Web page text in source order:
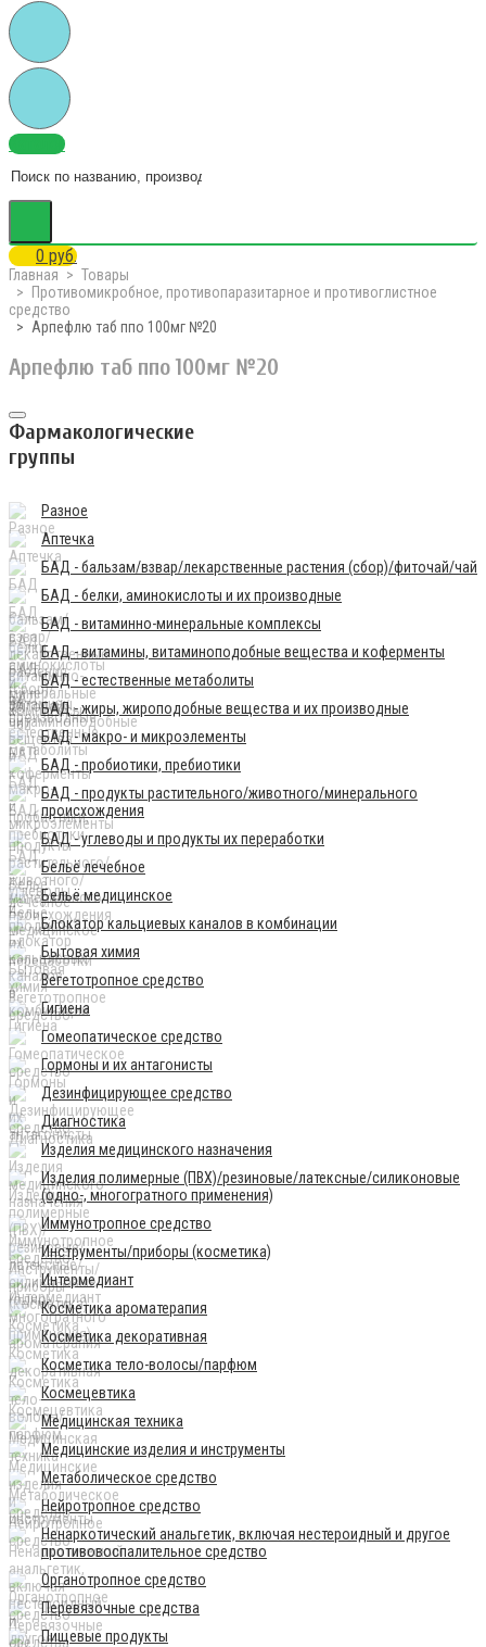
Каталог
0 руб.
Главная
Товары
Противомикробное, противопаразитарное и противоглистное
средство
Арпефлю таб ппо 100мг №20
Арпефлю таб ппо 100мг №20
Фармакологические
группы
Разное
Аптечка
БАД - бальзам/взвар/лекарственные растения (сбор)/фиточай/чай
БАД - белки, аминокислоты и их производные
БАД - витаминно-минеральные комплексы
БАД - витамины, витаминоподобные вещества и коферменты
БАД - естественные метаболиты
БАД - жиры, жироподобные вещества и их производные
БАД - макро- и микроэлементы
БАД - пробиотики, пребиотики
БАД - продукты растительного/животного/минерального
происхождения
БАД - углеводы и продукты их переработки
Бельё лечебное
Бельё медицинское
Блокатор кальциевых каналов в комбинации
Бытовая химия
Вегетотропное средство
Гигиена
Гомеопатическое средство
Гормоны и их антагонисты
Дезинфицирующее средство
Диагностика
Изделия медицинского назначения
Изделия полимерные (ПВХ)/резиновые/латексные/силиконовые
(одно-, многогратного применения)
Иммунотропное средство
Инструменты/приборы (косметика)
Интермедиант
Косметика ароматерапия
Косметика декоративная
Косметика тело-волосы/парфюм
Космецевтика
Медицинская техника
Медицинские изделия и инструменты
Метаболическое средство
Нейротропное средство
Ненаркотический анальгетик, включая нестероидный и другое
противовоспалительное средство
Органотропное средство
Перевязочные средства
Пищевые продукты